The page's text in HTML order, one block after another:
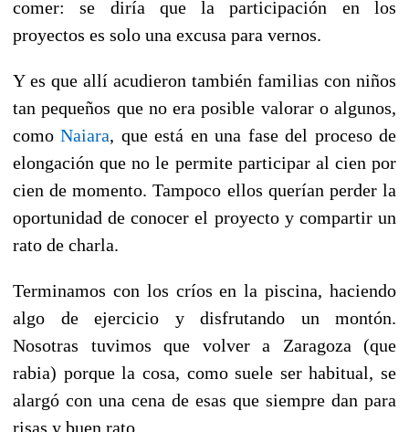
comer: se diría que la participación en los
proyectos es solo una excusa para vernos.
Y es que allí acudieron también familias con niños
tan pequeños que no era posible valorar o algunos,
comoNaiara, que está en una fase del proceso de
elongación que no le permite participar al cien por
cien de momento. Tampoco ellos querían perder la
oportunidad de conocer el proyecto y compartir un
rato de charla.
Terminamos con los críos en la piscina, haciendo
algo de ejercicio y disfrutando un montón.
Nosotras tuvimos que volver a Zaragoza (que
rabia) porque la cosa, como suele ser habitual, se
alargó con una cena de esas que siempre dan para
risas y buen rato.